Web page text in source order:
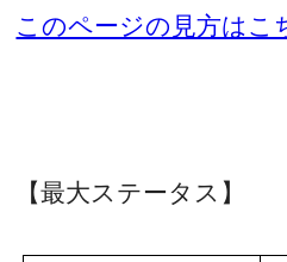
このページの見方はこ
【最大ステータス】